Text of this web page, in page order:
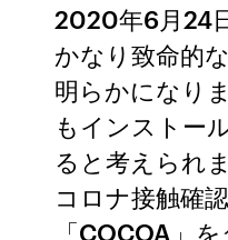
2020年6月24
かなり致命的
明らかになり
もインストー
ると考えられ
コロナ接触確
「COCOA」